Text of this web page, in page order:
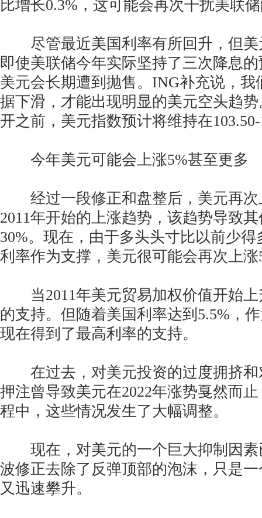
比增长0.3%，这可能会再次干扰美联
尽管最近美国利率有所回升，但美
即使美联储今年实际坚持了三次降息
美元会长期遭到抛售。ING补充说，我
据下滑，才能出现明显的美元空头趋
开之前，美元指数预计将维持在
今年美元可能会上涨5%甚至更多
经过一段修正和盘整后，美元再次
2011年开始的上涨趋势，该趋势导致
30%。现在，由于多头头寸比以前少
利率作为支撑，美元很可能会再次上
当2011年美元贸易加权价值开始上
的支持。但随着美国利率达到5.5%，
现在得到了最高利率的支持。
在过去，对美元投资的过度拥挤和
押注曾导致美元在2022年涨势戛然而
程中，这些情况发生了大幅调整。
现在，对美元的一个巨大抑制因素
波修正去除了反弹顶部的泡沫，只是
又迅速攀升。